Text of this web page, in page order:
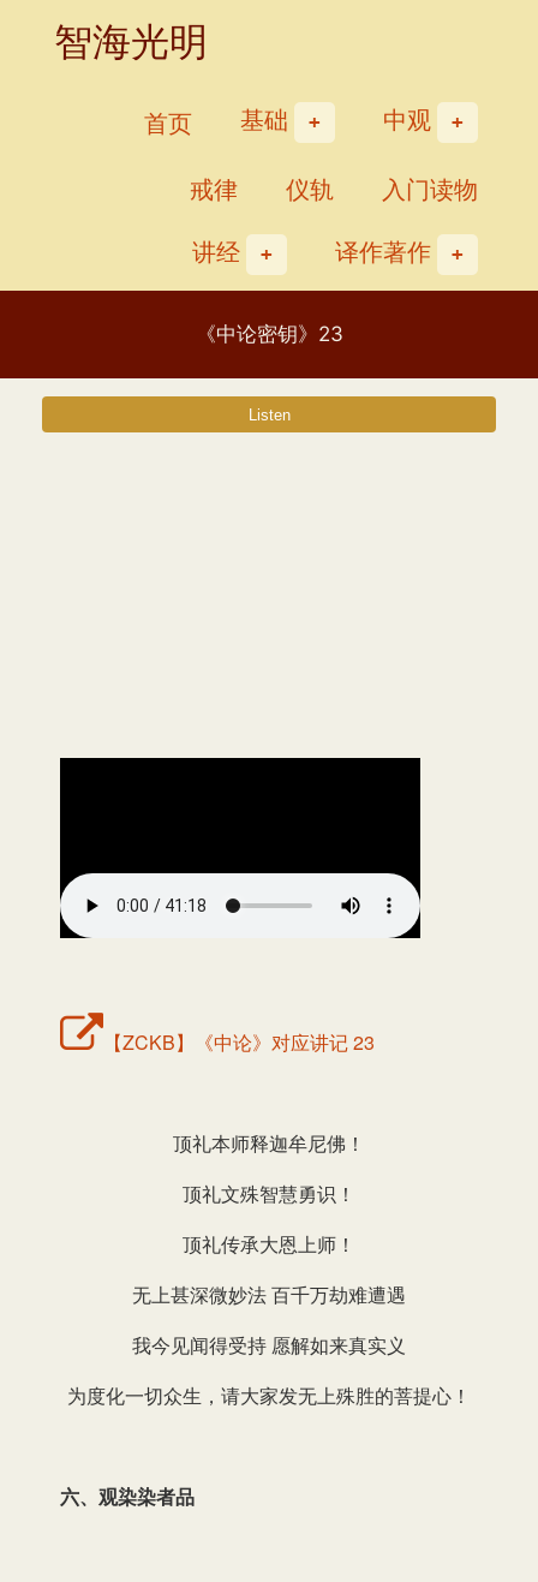
智海光明
首页 基础
中观
戒律
仪轨
入门读物
讲经
译作著作
《中论密钥》23
【ZCKB】《中论》对应讲记 23
顶礼本师释迦牟尼佛！
顶礼文殊智慧勇识！
顶礼传承大恩上师！
无上甚深微妙法 百千万劫难遭遇
我今见闻得受持 愿解如来真实义
为度化一切众生，请大家发无上殊胜的菩提心！
六、观染染者品